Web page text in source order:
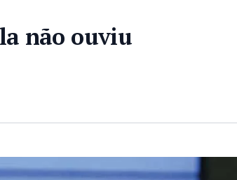
não ouviu